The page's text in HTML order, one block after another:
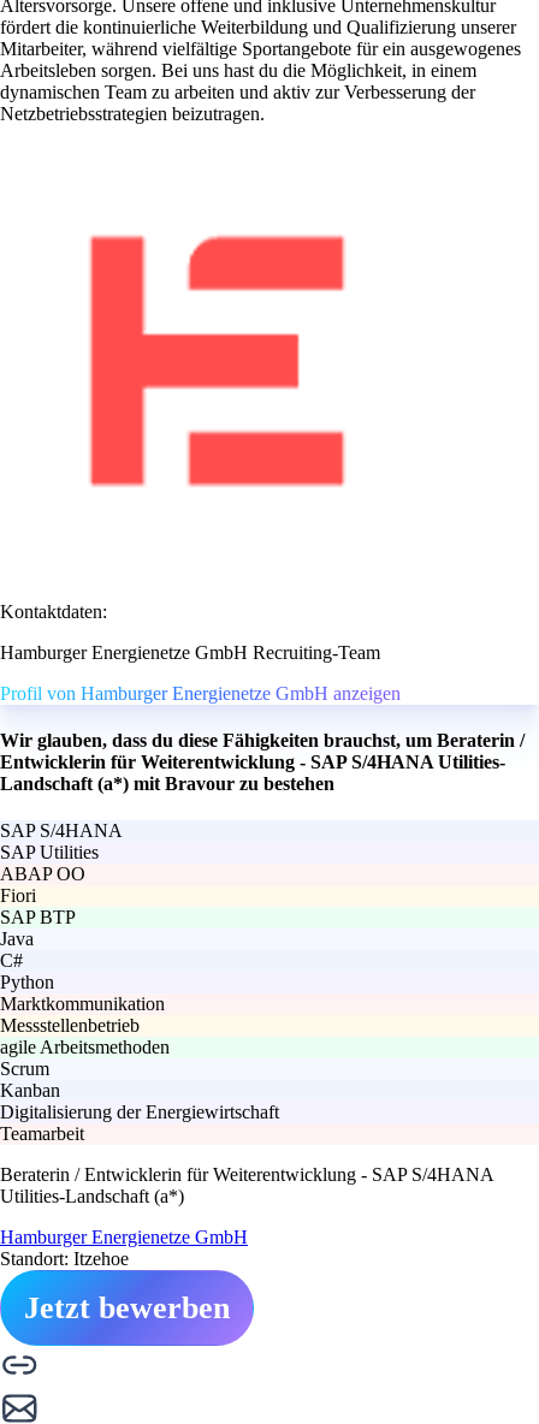
Altersvorsorge. Unsere offene und inklusive Unternehmenskultur
fördert die kontinuierliche Weiterbildung und Qualifizierung unserer
Mitarbeiter, während vielfältige Sportangebote für ein ausgewogenes
Arbeitsleben sorgen. Bei uns hast du die Möglichkeit, in einem
dynamischen Team zu arbeiten und aktiv zur Verbesserung der
Netzbetriebsstrategien beizutragen.
Kontaktdaten:
Hamburger Energienetze GmbH Recruiting-Team
Profil von Hamburger Energienetze GmbH anzeigen
Wir glauben, dass du diese Fähigkeiten brauchst, um Beraterin /
Entwicklerin für Weiterentwicklung - SAP S/4HANA Utilities-
Landschaft (a*) mit Bravour zu bestehen
SAP S/4HANA
SAP Utilities
ABAP OO
Fiori
SAP BTP
Java
C#
Python
Marktkommunikation
Messstellenbetrieb
agile Arbeitsmethoden
Scrum
Kanban
Digitalisierung der Energiewirtschaft
Teamarbeit
Beraterin / Entwicklerin für Weiterentwicklung - SAP S/4HANA
Utilities-Landschaft (a*)
Hamburger Energienetze GmbH
Standort: Itzehoe
Jetzt bewerben